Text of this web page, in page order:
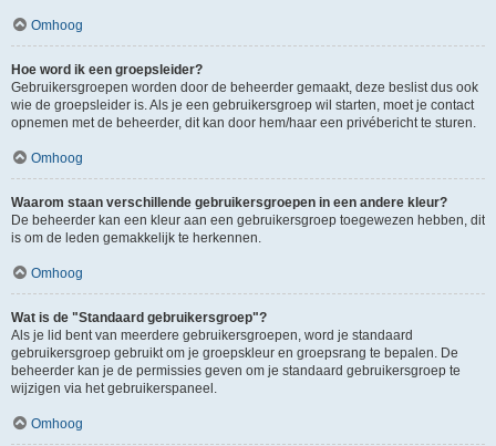
Omhoog
Hoe word ik een groepsleider?
Gebruikersgroepen worden door de beheerder gemaakt, deze beslist dus ook
wie de groepsleider is. Als je een gebruikersgroep wil starten, moet je contact
opnemen met de beheerder, dit kan door hem/haar een privébericht te sturen.
Omhoog
Waarom staan verschillende gebruikersgroepen in een andere kleur?
De beheerder kan een kleur aan een gebruikersgroep toegewezen hebben, dit
is om de leden gemakkelijk te herkennen.
Omhoog
Wat is de "Standaard gebruikersgroep"?
Als je lid bent van meerdere gebruikersgroepen, word je standaard
gebruikersgroep gebruikt om je groepskleur en groepsrang te bepalen. De
beheerder kan je de permissies geven om je standaard gebruikersgroep te
wijzigen via het gebruikerspaneel.
Omhoog